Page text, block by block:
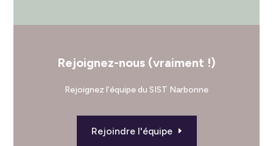
Rejoignez-nous (vraiment !)
Rejoignez l’équipe du SIST Narbonne
Rejoindre l'équipe